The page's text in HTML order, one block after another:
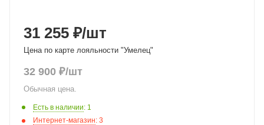
31 255 ₽/шт
Цена по карте лояльности "Умелец"
32 900 ₽/шт
Обычная цена.
Есть в наличии: 1
Интернет-магазин: 3
недели